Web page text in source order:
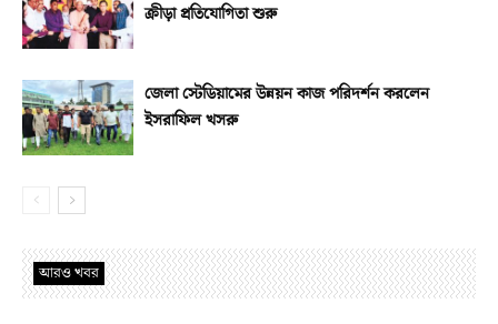
ক্রীড়া প্রতিযোগিতা শুরু
জেলা স্টেডিয়ামের উন্নয়ন কাজ পরিদর্শন করলেন
ইসরাফিল খসরু
আরও খবর